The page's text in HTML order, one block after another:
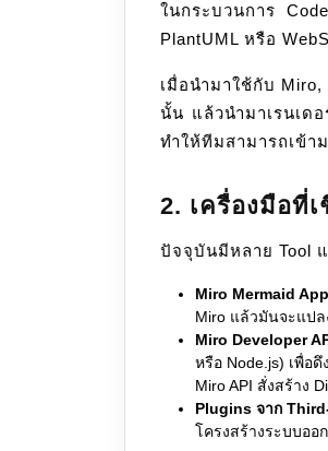
ในกระบวนการ
PlantUML หรือ
เมื่อนำมาใช้กับ
นั้น แล้วนำมาเรนเด
ทำให้ทีมสามารถเข้า
2. เครื่องมือที่
ปัจจุบันมีหลาย Tool
Miro Mermaid
Miro แล้วมันจะแปล
Miro Developer
หรือ Node.js) เพื่อ
Miro API สั่งสร้าง
Plugins จาก
โครงสร้างระบบออ